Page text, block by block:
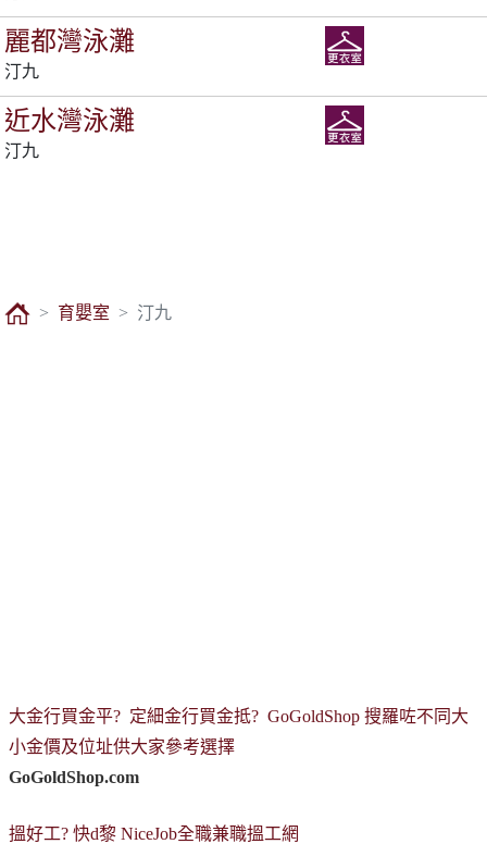
麗都灣泳灘
汀九
近水灣泳灘
汀九
育嬰室 汀九
大金行買金平? 定細金行買金抵? GoGoldShop 搜羅咗不同大
小金價及位址供大家參考選擇
GoGoldShop.com
搵好工? 快d黎 NiceJob全職兼職搵工網